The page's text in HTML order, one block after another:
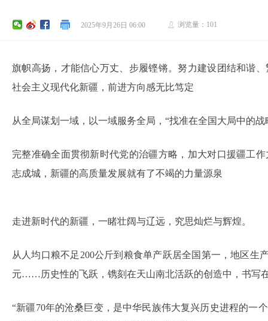
2025年9月26日 06:00 ꄑ 浏览量： 101
旗帜高扬，才能信心万丈、步履铿锵。努力建设团结和谐
社会主义现代化新疆，前进方向感无比笃定
从全局谋划一域，以一域服务全局，“找准在全国大局中的
完整准确全面贯彻新时代党的治疆方略，加大对口援疆工
志成城，新疆的高质量发展就有了不竭的力量源泉
走进新时代的新疆，一睹壮阔与辽远，究思灿烂与辉煌。
从人均口粮不足200公斤到粮食单产跃居全国第一，地区生
元……历史性的飞跃，镌刻在天山南北活跃的创造中，书写
“新疆70年的沧桑巨变，是中华民族伟大复兴历史进程的一